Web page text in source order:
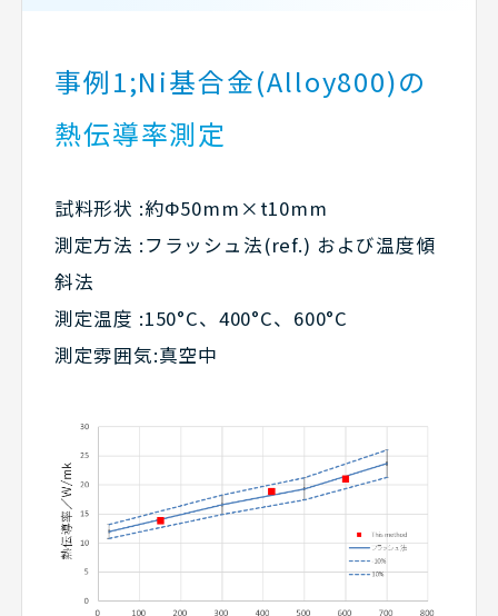
事例1;Ni基合金(Alloy800)の
熱伝導率測定
試料形状 :約Φ50mm×t10mm
測定方法 :フラッシュ法(ref.) および温度傾
斜法
測定温度 :150°C、400°C、600°C
測定雰囲気:真空中